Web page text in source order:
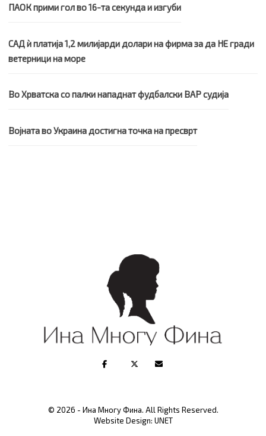
ПАОК прими гол во 16-та секунда и изгуби
САД ѝ платија 1,2 милијарди долари на фирма за да НЕ гради
ветерници на море
Во Хрватска со палки нападнат фудбалски ВАР судија
Војната во Украина достигна точка на пресврт
© 2026 - Ина Многу Фина. All Rights Reserved.
Website Design: UNET